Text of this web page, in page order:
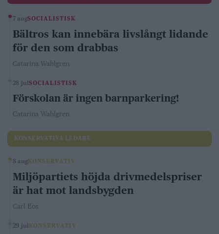
7 augSOCIALISTISK
Bältros kan innebära livslångt lidande
för den som drabbas
Catarina Wahlgren
28 julSOCIALISTISK
Förskolan är ingen barnparkering!
Catarina Wahlgren
KONSERVATIVA LEDARE
8 aug KONSERVATIV
Miljöpartiets höjda drivmedelspriser
är hat mot landsbygden
Carl Eos
29 jul KONSERVATIV